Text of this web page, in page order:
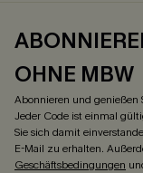
OHNE MBW
Abonnieren und genießen
Jeder Code ist einmal
Sie sich damit
E-Mail zu erhalten.
Geschäftsbedingungen